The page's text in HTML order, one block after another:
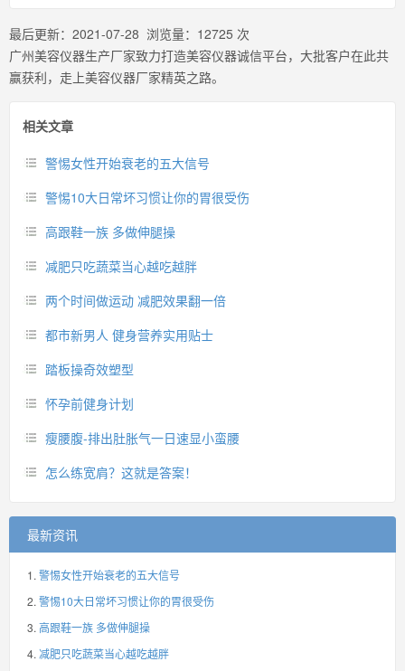
最后更新： 2021-07-28 浏览量： 12725 次
广州美容仪器生产厂家致力打造美容仪器诚信平台，大批客户在此共
赢获利，走上美容仪器厂家精英之路。
相关文章
警惕女性开始衰老的五大信号
警惕10大日常坏习惯让你的胃很受伤
高跟鞋一族 多做伸腿操
减肥只吃蔬菜当心越吃越胖
两个时间做运动 减肥效果翻一倍
都市新男人 健身营养实用贴士
踏板操奇效塑型
怀孕前健身计划
瘦腰腹-排出肚胀气一日速显小蛮腰
怎么练宽肩？这就是答案！
最新资讯
警惕女性开始衰老的五大信号
警惕10大日常坏习惯让你的胃很受伤
高跟鞋一族 多做伸腿操
减肥只吃蔬菜当心越吃越胖